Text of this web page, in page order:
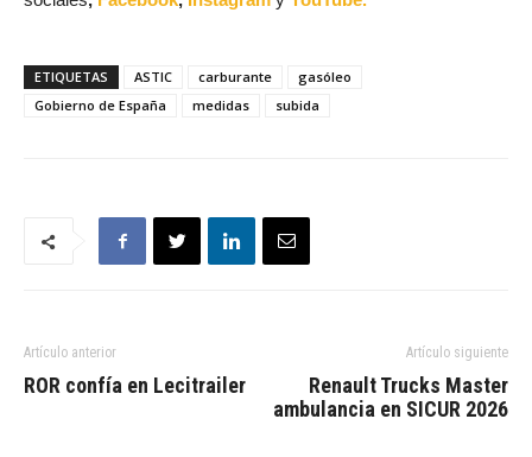
ETIQUETAS ASTIC carburante
gasóleo
Gobierno de España
medidas subida
Artículo anterior
ROR confía en Lecitrailer
Artículo siguiente
Renault Trucks Master
ambulancia en SICUR 2026